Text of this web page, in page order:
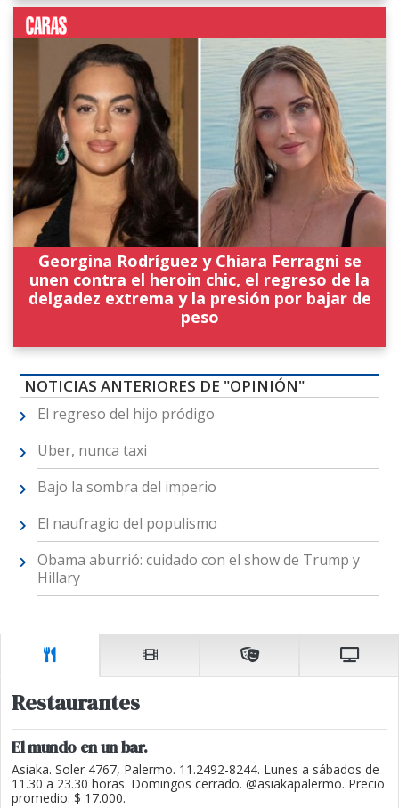
Georgina Rodríguez y Chiara Ferragni se
unen contra el heroin chic, el regreso de la
delgadez extrema y la presión por bajar de
peso
NOTICIAS ANTERIORES DE "OPINIÓN"
El regreso del hijo pródigo
Uber, nunca taxi
Bajo la sombra del imperio
El naufragio del populismo
Obama aburrió: cuidado con el show de Trump y
Hillary
Restaurantes
El mundo en un bar.
Asiaka. Soler 4767, Palermo. 11.2492-8244. Lunes a sábados de
11.30 a 23.30 horas. Domingos cerrado. @asiakapalermo. Precio
promedio: $ 17.000.